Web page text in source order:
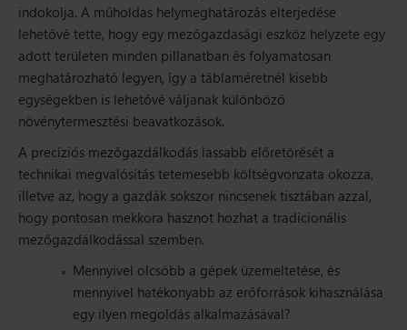
indokolja. A műholdas helymeghatározás elterjedése
lehetővé tette, hogy egy mezőgazdasági eszköz helyzete egy
adott területen minden pillanatban és folyamatosan
meghatározható legyen, így a táblaméretnél kisebb
egységekben is lehetővé váljanak különböző
növénytermesztési beavatkozások.
A precíziós mezőgazdálkodás lassabb előretörését a
technikai megvalósítás tetemesebb költségvonzata okozza,
illetve az, hogy a gazdák sokszor nincsenek tisztában azzal,
hogy pontosan mekkora hasznot hozhat a tradicionális
mezőgazdálkodással szemben.
Mennyivel olcsóbb a gépek üzemeltetése, és
mennyivel hatékonyabb az erőforrások kihasználása
egy ilyen megoldás alkalmazásával?